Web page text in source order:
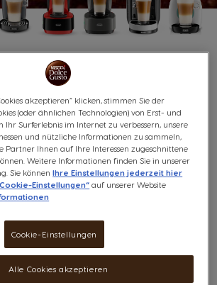
Dolce Gusto®
verlegt? Keine Sorge, hier
finden Sie Hilfe!
Bedienungsanleitung ?
PDF-Bedienungsanleitungen nicht
können, wenden Sie sich bitte an unser
Services Team:
akzeptieren“ klicken, stimmen Sie der
(oder ähnlichen Technologien) von Erst- und
Ihr Surferlebnis im Internet zu verbessern, unsere
und nützliche Informationen zu sammeln,
Partner Ihnen auf Ihre Interessen zugeschnittene
Weitere Informationen finden Sie in unserer
Sie könnenIhre Einstellungen jederzeit hier
Einstellungen“ auf unserer Website
Cookie-Einstellungen
Alle Cookies akzeptieren